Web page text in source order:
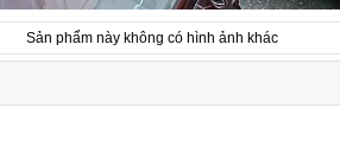
Sản phẩm này không có hình ảnh khác